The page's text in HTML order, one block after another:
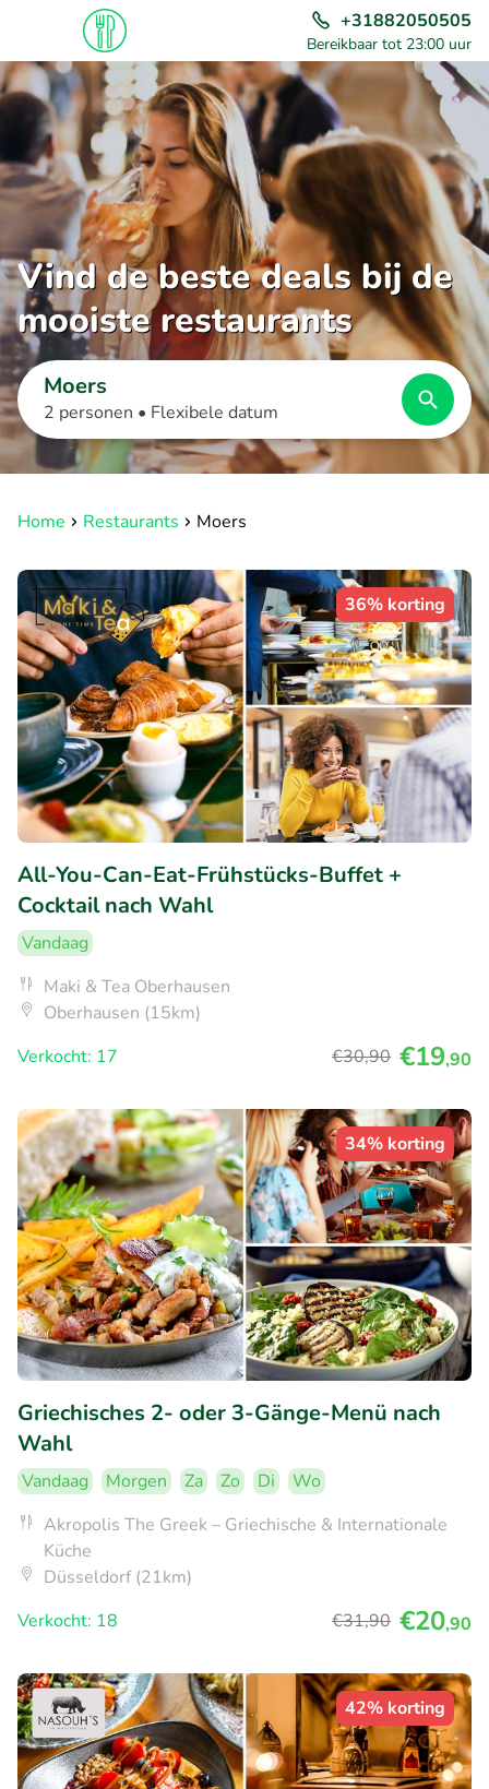
+31882050505
Bereikbaar tot 23:00 uur
Vind de beste deals bij de
mooiste restaurants
Moers
2 personen • Flexibele datum
Home Restaurants Moers
36% korting
All-You-Can-Eat-Frühstücks-Buffet +
Cocktail nach Wahl
Vandaag
Maki & Tea Oberhausen
Oberhausen (15km)
Verkocht: 17
€30,90 €19,90
34% korting
Griechisches 2- oder 3-Gänge-Menü nach
Wahl
Vandaag Morgen Za Zo Di
Wo
Akropolis The Greek – Griechische & Internationale
Küche
Düsseldorf (21km)
Verkocht: 18
€31,90 €20,90
42% korting